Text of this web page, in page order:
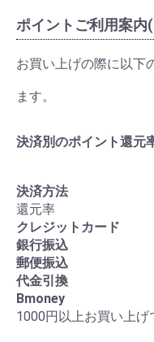
ポイントご利用案内
お買い上げの際に以下
ます。
決済別のポイント還元
決済方法
還元率
クレジットカード
銀行振込
郵便振込
代金引換
Bmoney
1000円以上お買い上げ